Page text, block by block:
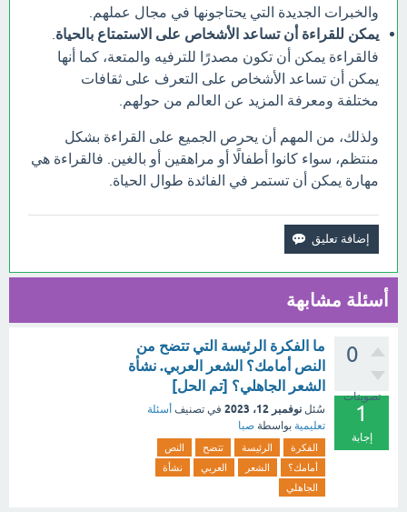
والخبرات الجديدة التي يحتاجونها في مجال عملهم.
يمكن للقراءة أن تساعد الأشخاص على الاستمتاع بالحياة
فالقراءة يمكن أن تكون مصدرًا للترفيه والمتعة، كما أنها
يمكن أن تساعد الأشخاص على التعرف على ثقافات
مختلفة ومعرفة المزيد عن العالم من حولهم.
ولذلك، من المهم أن يحرص الجميع على القراءة بشكل
منتظم، سواء كانوا أطفالًا أو مراهقين أو بالغين. فالقراءة هي
مهارة يمكن أن تستمر في الفائدة طوال الحياة.
أسئلة مشابهة
0
تصويتات
1
إجابة
ما الفكرة الرئيسة التي تتضح من
النص أمامك؟ الشعر العربي. نشأة
الشعر الجاهلي؟ [تم الحل]
سُئل نوفمبر 12، 2023 في تصنيف أسئلة
تعليمية بواسطة صبا
الفكرة الرئيسة تتضح
النص
أمامك؟
الشعر العربي
نشأة
الجاهلي